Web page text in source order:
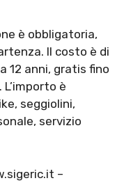
è obbligatoria,
Il costo è di
12 anni, gratis fino
è
seggiolini,
servizio
–